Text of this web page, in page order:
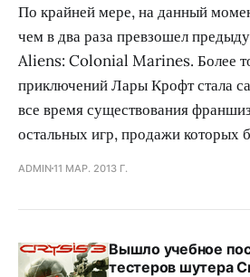
По крайней мере, на данный
чем в два раза превзошел
Aliens: Colonial Marines. Более
приключений Лары Крофт стала
все время существования
остальных игр, продажи которых
ADMIN11 МАР. 2013 Г.
Вышло учебное
тестеров шутера